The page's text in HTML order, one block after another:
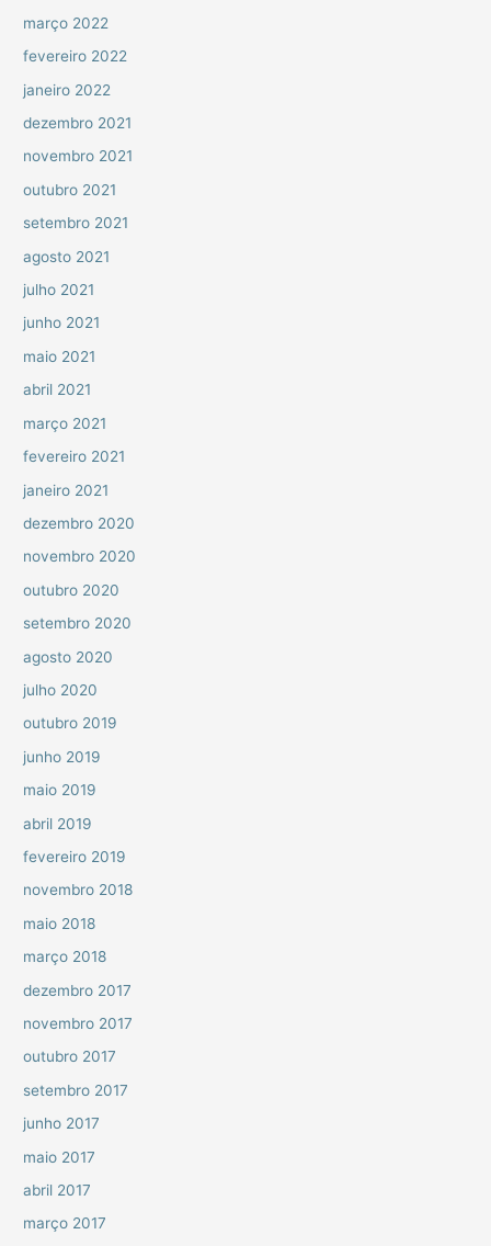
março 2022
fevereiro 2022
janeiro 2022
dezembro 2021
novembro 2021
outubro 2021
setembro 2021
agosto 2021
julho 2021
junho 2021
maio 2021
abril 2021
março 2021
fevereiro 2021
janeiro 2021
dezembro 2020
novembro 2020
outubro 2020
setembro 2020
agosto 2020
julho 2020
outubro 2019
junho 2019
maio 2019
abril 2019
fevereiro 2019
novembro 2018
maio 2018
março 2018
dezembro 2017
novembro 2017
outubro 2017
setembro 2017
junho 2017
maio 2017
abril 2017
março 2017